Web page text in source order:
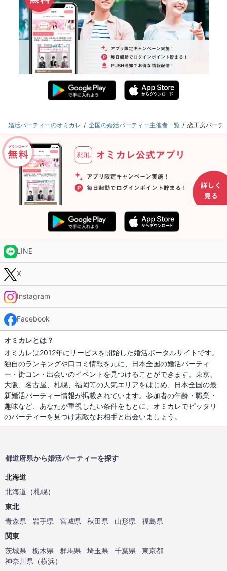
婚活パーティーのオミカレ 全国の婚活パーティー主催者一覧 恋工房パーテ
LINE
X
Instagram
Facebook
オミカレとは？
オミカレは2012年にサービスを開始した婚活ポータルサイトです。
独自のランキングや口コミ情報を元に、日本全国の婚活パーティ
ー・街コン・出会いのイベントを見つけることができます。東京、
大阪、名古屋、札幌、福岡等の人気エリアをはじめ、日本全国の最
新婚活パーティー情報が掲載されています。参加者の年齢・職業・
趣味など、あなたが重視したい条件をもとに、オミカレでピッタリ
のパーティーを見つけ素敵なお相手と出会いましょう。
都道府県から婚活パーティーを探す
北海道
北海道 （札幌）
東北
青森県
岩手県 宮城県 秋田県 山形県
福島県
関東
茨城県
栃木県 群馬県 埼玉県 千葉県
東京都
神奈川県 （横浜）